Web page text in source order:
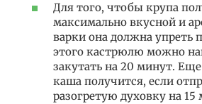
Для того, чтобы крупа
максимально вкусной и
варки она должна упреть
этого кастрюлю можно
закутать на 20 минут.
каша получится, если
разогретую духовку на 15